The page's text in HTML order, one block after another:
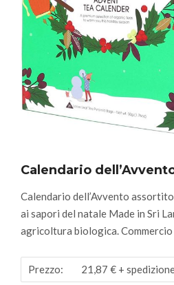
Calendario
Calendario dell’Avvento
ai sapori del natale Made in Sri
agricoltura biologica. Commercio
Prezzo: 21,87 € +